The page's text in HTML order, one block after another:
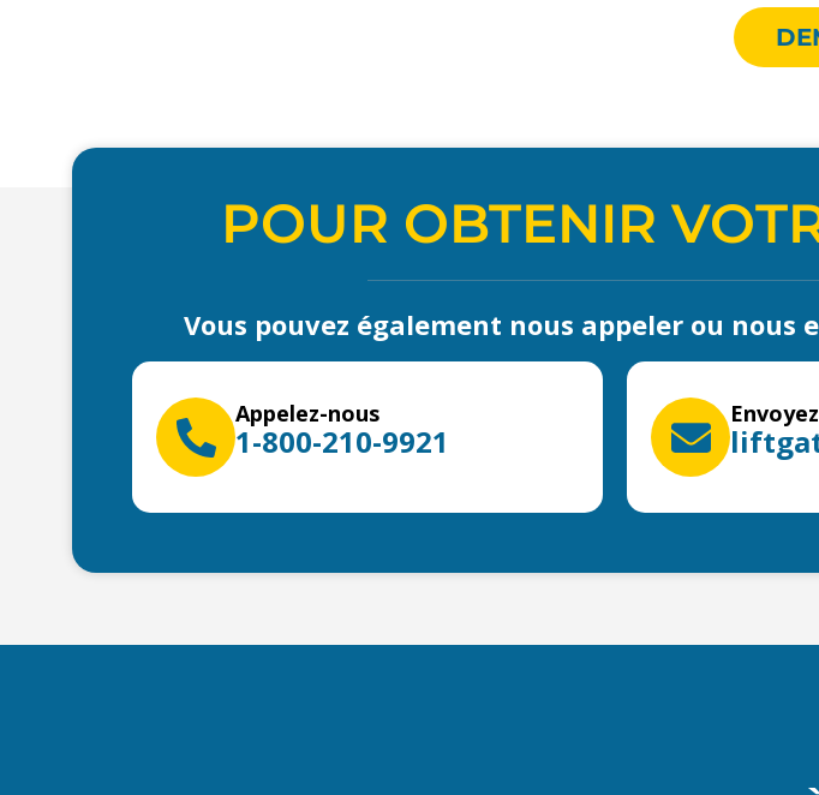
POUR OBTENIR
Vous pouvez également nous appeler ou nous
Appelez-nous
1-800-210-9921